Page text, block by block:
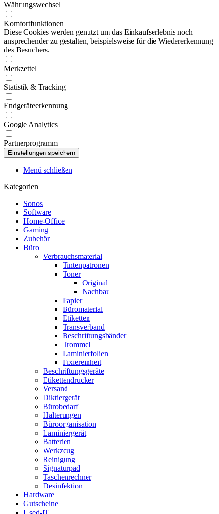
Währungswechsel
Komfortfunktionen
Diese Cookies werden genutzt um das Einkaufserlebnis noch
ansprechender zu gestalten, beispielsweise für die Wiedererkennung
des Besuchers.
Merkzettel
Statistik & Tracking
Endgeräteerkennung
Google Analytics
Partnerprogramm
Menü schließen
Kategorien
Sonos
Software
Home-Office
Gaming
Zubehör
Büro
Verbrauchsmaterial
Tintenpatronen
Toner
Original
Nachbau
Papier
Büromaterial
Etiketten
Transverband
Beschriftungsbänder
Trommel
Laminierfolien
Fixiereinheit
Beschriftungsgeräte
Etikettendrucker
Versand
Diktiergerät
Bürobedarf
Halterungen
Büroorganisation
Laminiergerät
Batterien
Werkzeug
Reinigung
Signaturpad
Taschenrechner
Desinfektion
Hardware
Gutscheine
Used-IT